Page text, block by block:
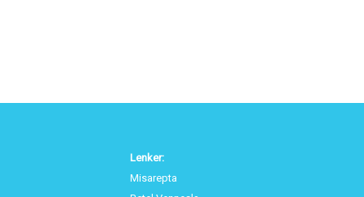
Lenker:
Misarepta